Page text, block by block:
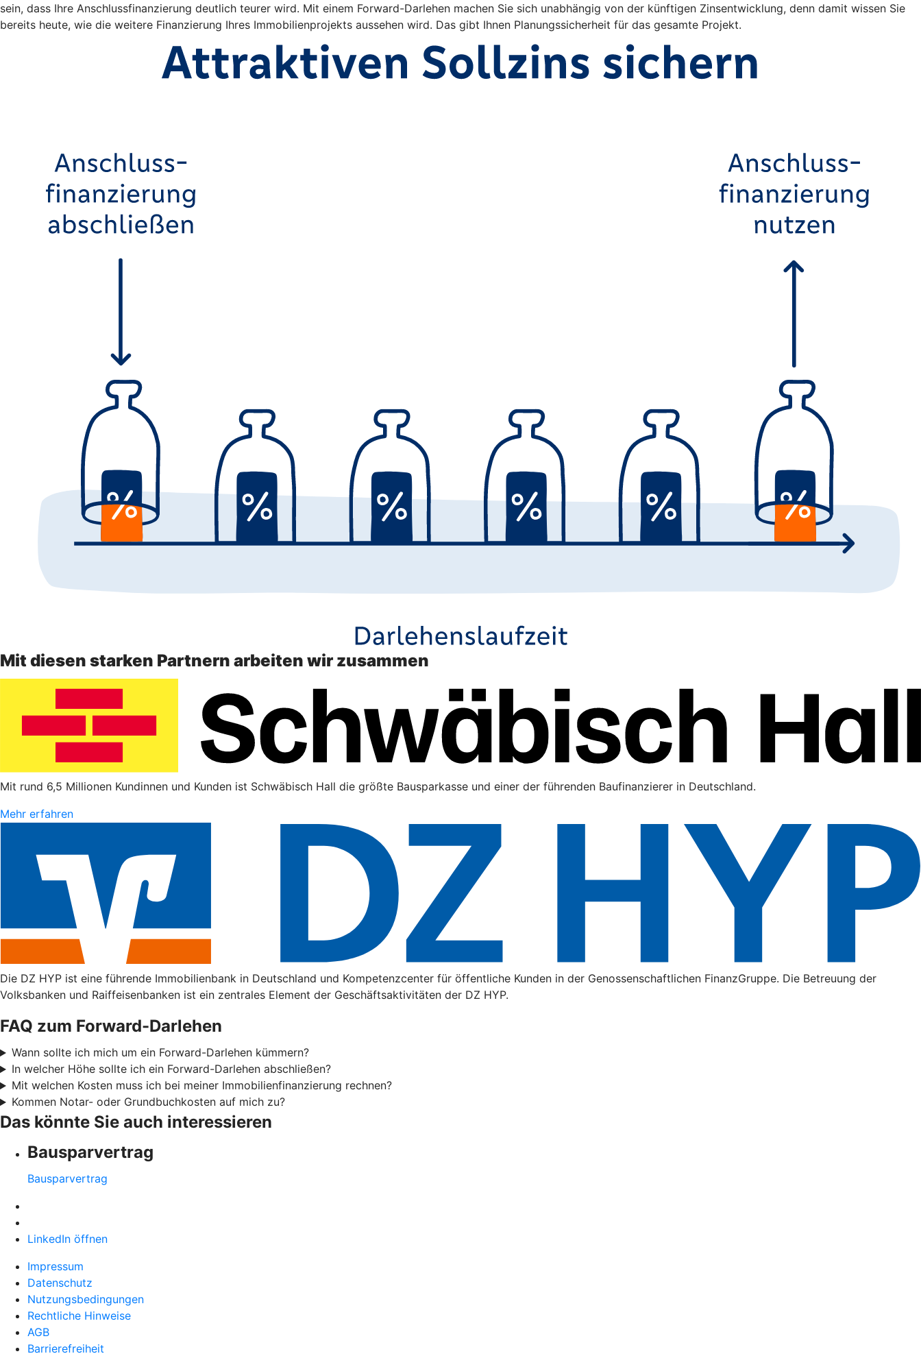
sein, dass Ihre Anschlussfinanzierung deutlich teurer wird. Mit einem Forward-Darlehen machen Sie sich unabhängig von der künftigen Zinsentwicklung, denn damit wissen Sie
bereits heute, wie die weitere Finanzierung Ihres Immobilienprojekts aussehen wird. Das gibt Ihnen Planungssicherheit für das gesamte Projekt.
Mit diesen starken Partnern arbeiten wir zusammen
Mit rund 6,5 Millionen Kundinnen und Kunden ist Schwäbisch Hall die größte Bausparkasse und einer der führenden Baufinanzierer in Deutschland.
Mehr erfahren
Die DZ HYP ist eine führende Immobilienbank in Deutschland und Kompetenzcenter für öffentliche Kunden in der Genossenschaftlichen FinanzGruppe. Die Betreuung der
Volksbanken und Raiffeisenbanken ist ein zentrales Element der Geschäftsaktivitäten der DZ HYP.
FAQ zum Forward-Darlehen
Wann sollte ich mich um ein Forward-Darlehen kümmern?
In welcher Höhe sollte ich ein Forward-Darlehen abschließen?
Mit welchen Kosten muss ich bei meiner Immobilienfinanzierung rechnen?
Kommen Notar- oder Grundbuchkosten auf mich zu?
Das könnte Sie auch interessieren
Bausparvertrag
Bausparvertrag
LinkedIn öffnen
Impressum
Datenschutz
Nutzungsbedingungen
Rechtliche Hinweise
AGB
Barrierefreiheit